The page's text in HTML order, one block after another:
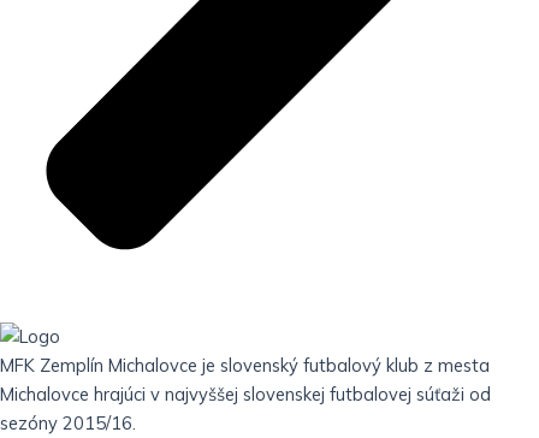
MFK Zemplín Michalovce je slovenský futbalový klub z mesta
Michalovce hrajúci v najvyššej slovenskej futbalovej súťaži od
sezóny 2015/16.